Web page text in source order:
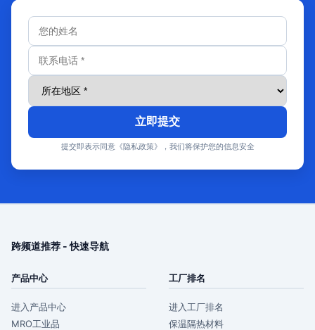
立即提交
提交即表示同意《隐私政策》，我们将保护您的信息安全
跨频道推荐 - 快速导航
产品中心
进入产品中心
MRO工业品
工厂排名
进入工厂排名
保温隔热材料